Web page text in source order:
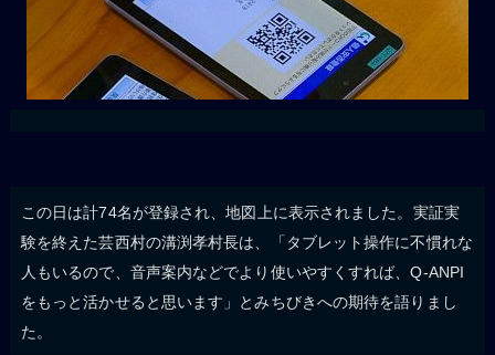
この日は計74名が登録され、地図上に表示されました。実証実
験を終えた芸西村の溝渕孝村長は、「タブレット操作に不慣れな
人もいるので、音声案内などでより使いやすくすれば、Q-ANPI
をもっと活かせると思います」とみちびきへの期待を語りまし
た。